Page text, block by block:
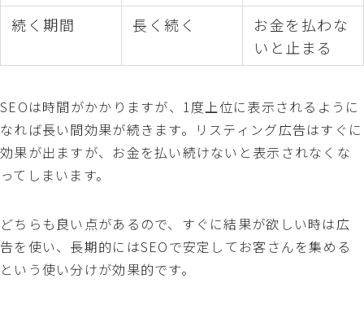
続く期間 長く続く
お金を払わな
いと止まる
SEOは時間がかかりますが、1度上位に表示されるように
なれば長い間効果が続きます。リスティング広告はすぐに
効果が出ますが、お金を払い続けないと表示されなくな
ってしまいます。
どちらも良い点があるので、すぐに結果が欲しい時は広
告を使い、長期的にはSEOで安定してお客さんを集める
という使い分けが効果的です。